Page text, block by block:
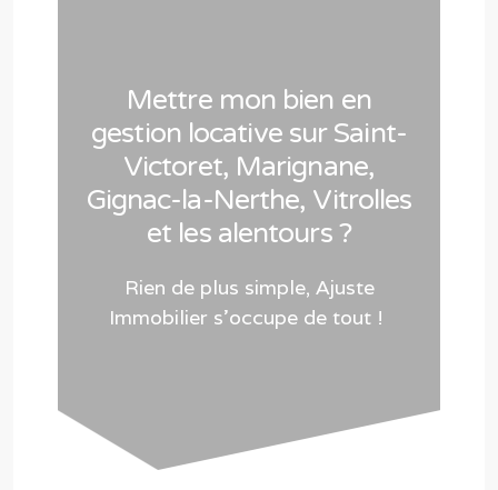
Mettre mon bien en
gestion locative sur Saint-
Victoret, Marignane,
Gignac-la-Nerthe, Vitrolles
et les alentours ?
Rien de plus simple, Ajuste
Immobilier s’occupe de tout !